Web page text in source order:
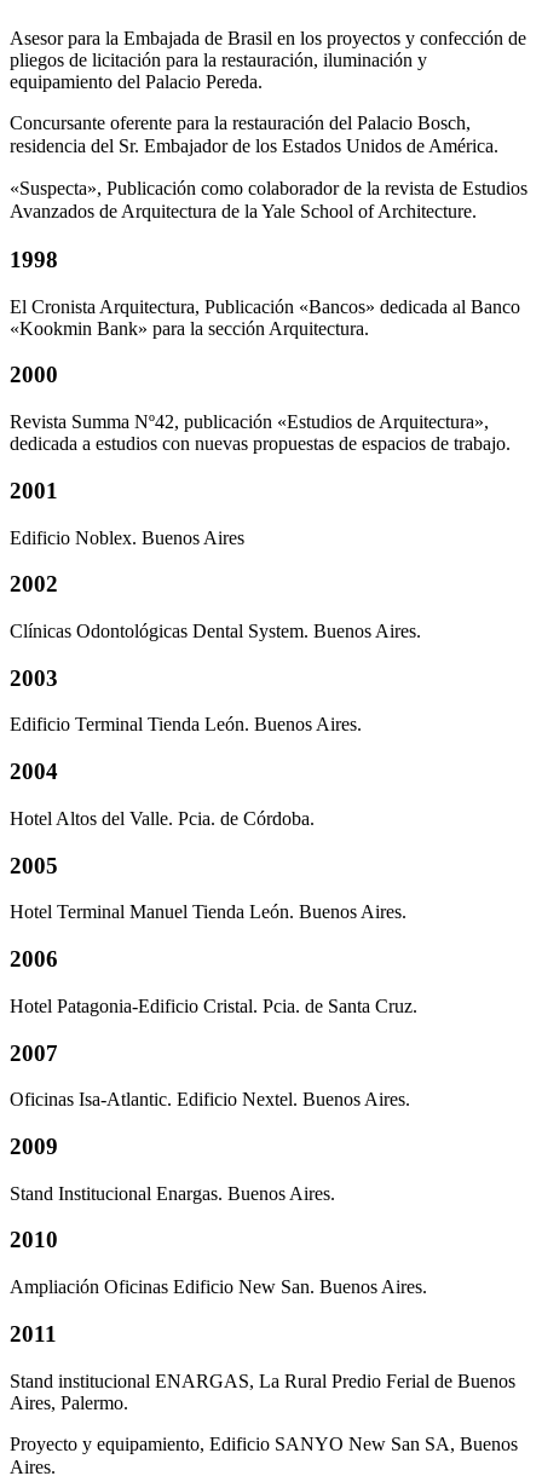
Asesor para la Embajada de Brasil en los proyectos y confección de
pliegos de licitación para la restauración, iluminación y
equipamiento del Palacio Pereda.
Concursante oferente para la restauración del Palacio Bosch,
residencia del Sr. Embajador de los Estados Unidos de América.
«Suspecta», Publicación como colaborador de la revista de Estudios
Avanzados de Arquitectura de la Yale School of Architecture.
1998
El Cronista Arquitectura, Publicación «Bancos» dedicada al Banco
«Kookmin Bank» para la sección Arquitectura.
2000
Revista Summa Nº42, publicación «Estudios de Arquitectura»,
dedicada a estudios con nuevas propuestas de espacios de trabajo.
2001
Edificio Noblex. Buenos Aires
2002
Clínicas Odontológicas Dental System. Buenos Aires.
2003
Edificio Terminal Tienda León. Buenos Aires.
2004
Hotel Altos del Valle. Pcia. de Córdoba.
2005
Hotel Terminal Manuel Tienda León. Buenos Aires.
2006
Hotel Patagonia-Edificio Cristal. Pcia. de Santa Cruz.
2007
Oficinas Isa-Atlantic. Edificio Nextel. Buenos Aires.
2009
Stand Institucional Enargas. Buenos Aires.
2010
Ampliación Oficinas Edificio New San. Buenos Aires.
2011
Stand institucional ENARGAS, La Rural Predio Ferial de Buenos
Aires, Palermo.
Proyecto y equipamiento, Edificio SANYO New San SA, Buenos
Aires.